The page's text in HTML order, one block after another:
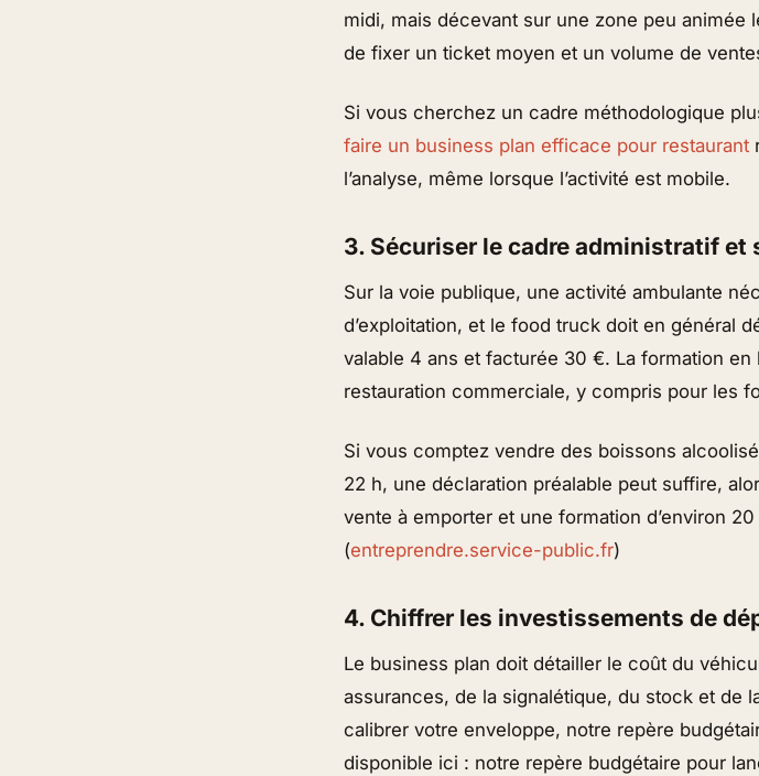
midi, mais décevant sur une zone peu animée
de fixer un ticket moyen et un volume de
Si vous cherchez un cadre méthodologique
faire un business plan efficace pour restaurant
l’analyse, même lorsque l’activité est mobile.
3. Sécuriser le cadre administratif et
Sur la voie publique, une activité ambulante
d’exploitation, et le food truck doit en général
valable 4 ans et facturée 30 €. La formation
restauration commerciale, y compris pour les
Si vous comptez vendre des boissons
22 h, une déclaration préalable peut suffire,
vente à emporter et une formation d’environ
(entreprendre.service-public.fr)
4. Chiffrer les investissements de
Le business plan doit détailler le coût du
assurances, de la signalétique, du stock et de
calibrer votre enveloppe, notre repère
disponible ici : notre repère budgétaire pour